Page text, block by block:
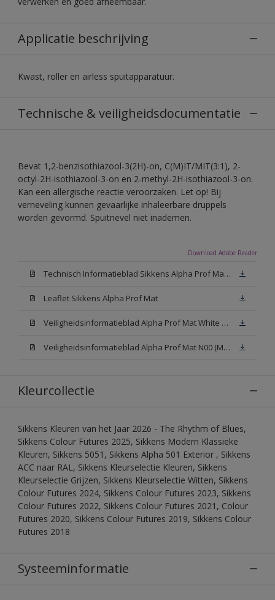
Applicatie beschrijving
Kwast, roller en airless spuitapparatuur.
Technische & veiligheidsdocumentatie
Bevat 1,2-benzisothiazool-3(2H)-on, C(M)IT/MIT(3:1), 2-
octyl-2H-isothiazool-3-on en 2-methyl-2H-isothiazool-3-on.
Kan een allergische reactie veroorzaken. Let op! Bij
verneveling kunnen gevaarlijke inhaleerbare druppels
worden gevormd. Spuitnevel niet inademen.
Download Adobe Reader
Technisch Informatieblad Sikkens Alpha Prof Mat(PDF)
Leaflet Sikkens Alpha Prof Mat
Veiligheidsinformatieblad Alpha Prof Mat White W05 (MSDS)
Veiligheidsinformatieblad Alpha Prof Mat N00 (MSDS)
Kleurcollectie
Sikkens Kleuren van het Jaar 2026 - The Rhythm of Blues,
Sikkens Colour Futures 2025, Sikkens Modern Klassieke
Kleuren, Sikkens 5051, Sikkens Alpha 501 Exterior , Sikkens
ACC naar RAL, Sikkens Kleurselectie Kleuren, Sikkens
Kleurselectie Grijzen, Sikkens Kleurselectie Witten, Sikkens
Colour Futures 2024, Sikkens Colour Futures 2023, Sikkens
Colour Futures 2022, Sikkens Colour Futures 2021, Colour
Futures 2020, Sikkens Colour Futures 2019, Sikkens Colour
Futures 2018
Systeeminformatie